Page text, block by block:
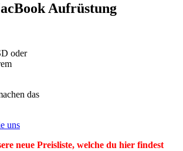
Aufrüstung
oder
das
uns
neue Preisliste, welche du hier findest